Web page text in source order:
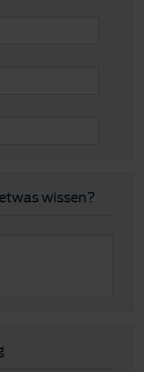
wissen?